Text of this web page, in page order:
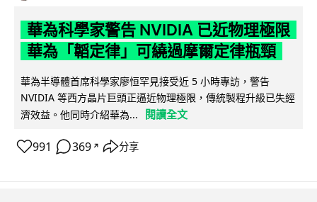
華為科學家警告 NVIDIA 已近物理極限
華為「韜定律」可繞過摩爾定律瓶頸
華為半導體首席科學家廖恒罕見接受近 5 小時專訪，警告
NVIDIA 等西方晶片巨頭正逼近物理極限，傳統製程升級已失經
濟效益。他同時介紹華為...
閱讀全文
991 369 ↗ 分享